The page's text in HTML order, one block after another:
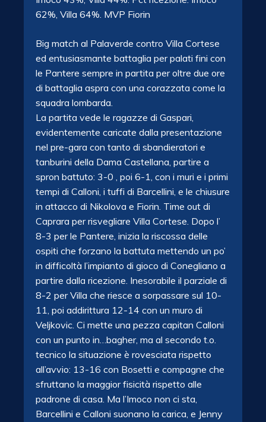
62%, Villa 64%. MVP Fiorin
Big match al Palaverde contro Villa Cortese
ed entusiasmante battaglia per palati fini con
le Pantere sempre in partita per oltre due ore
di battaglia aspra con una corazzata come la
squadra lombarda.
La partita vede le ragazze di Gaspari,
evidentemente caricate dalla presentazione
nel pre-gara con tanto di sbandieratori e
tanburini della Dama Castellana, partire a
spron battuto: 3-0 , poi 6-1, con i muri e i primi
tempi di Calloni, i tuffi di Barcellini, e le chiusure
in attacco di Nikolova e Fiorin. Time out di
Caprara per risvegliare Villa Cortese. Dopo l’
8-3 per le Pantere, inizia la riscossa delle
ospiti che forzano la battuta mettendo un po’
in difficoltà l’impianto di gioco di Conegliano a
partire dalla ricezione. Inesorabile il parziale di
8-2 per Villa che riesce a sorpassare sul 10-
11, poi addirittura 12-14 con un muro di
Veljkovic. Ci mette una pezza capitan Calloni
con un punto in…bagher, ma al secondo t.o.
tecnico la situazione è rovesciata rispetto
all’avvio: 13-16 con Bosetti e compagne che
sfruttano la maggior fisicità rispetto alle
padrone di casa. Ma l’Imoco non ci sta,
Barcellini e Calloni suonano la carica, e Jenny